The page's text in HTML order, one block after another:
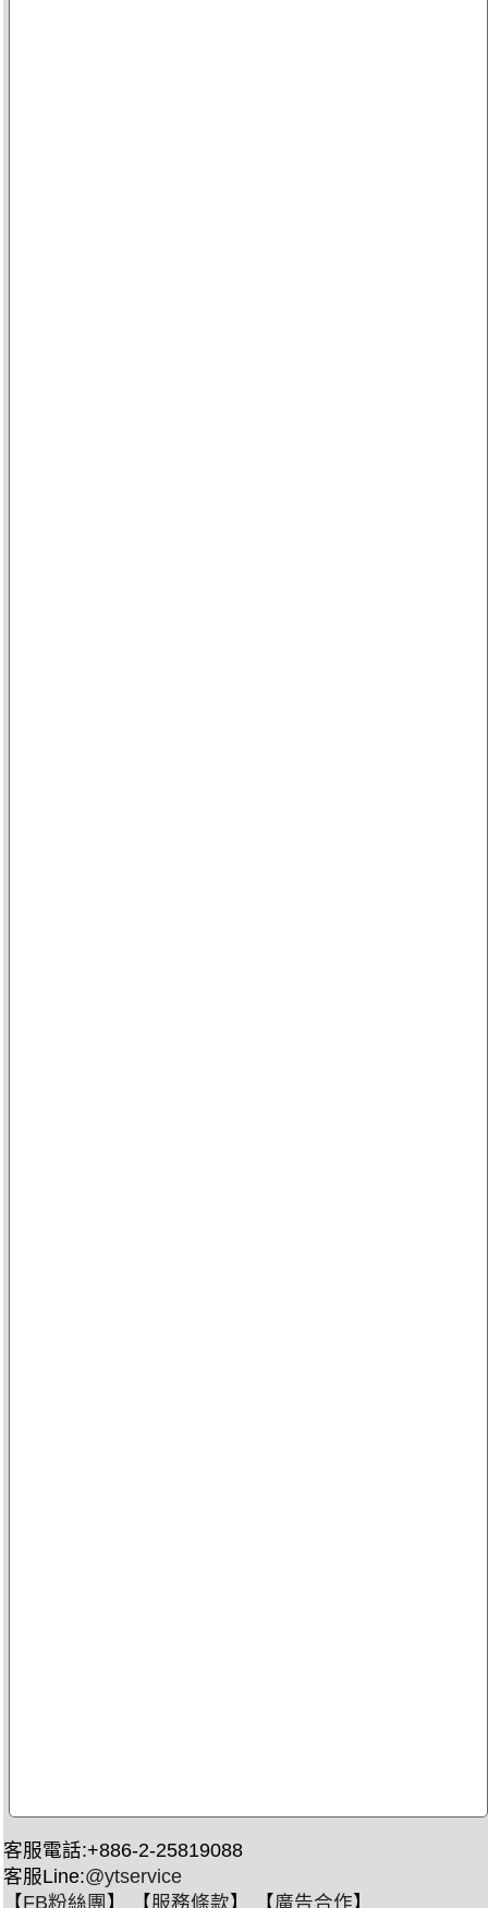
客服電話:+886-2-25819088
客服Line:@ytservice
【FB粉絲團 】 【服務條款】 【廣告合作】